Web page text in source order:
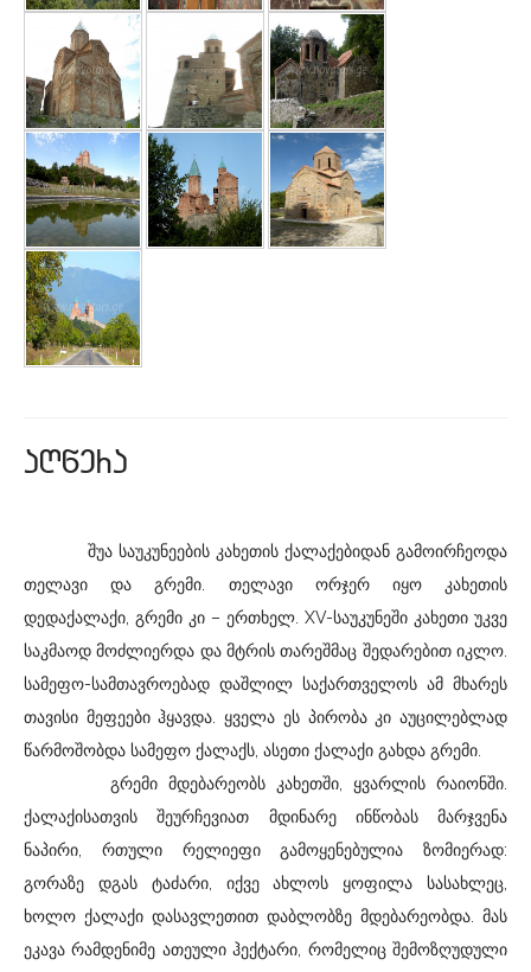
aRwera
შუა საუკუნეების კახეთის ქალაქებიდან გამოირჩეოდა
თელავი და გრემი. თელავი ორჯერ იყო კახეთის
დედაქალაქი, გრემი კი – ერთხელ. XV-საუკუნეში კახეთი უკვე
საკმაოდ მოძლიერდა და მტრის თარეშმაც შედარებით იკლო.
სამეფო-სამთავროებად დაშლილ საქართველოს ამ მხარეს
თავისი მეფეები ჰყავდა. ყველა ეს პირობა კი აუცილებლად
წარმოშობდა სამეფო ქალაქს, ასეთი ქალაქი გახდა გრემი.
გრემი მდებარეობს კახეთში, ყვარლის რაიონში.
ქალაქისათვის შეურჩევიათ მდინარე ინწობას მარჯვენა
ნაპირი, რთული რელიეფი გამოყენებულია ზომიერად:
გორაზე დგას ტაძარი, იქვე ახლოს ყოფილა სასახლეც,
ხოლო ქალაქი დასავლეთით დაბლობზე მდებარეობდა. მას
ეკავა რამდენიმე ათეული ჰექტარი, რომელიც შემოზღუდული